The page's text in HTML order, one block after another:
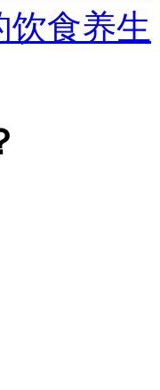
饮食养生